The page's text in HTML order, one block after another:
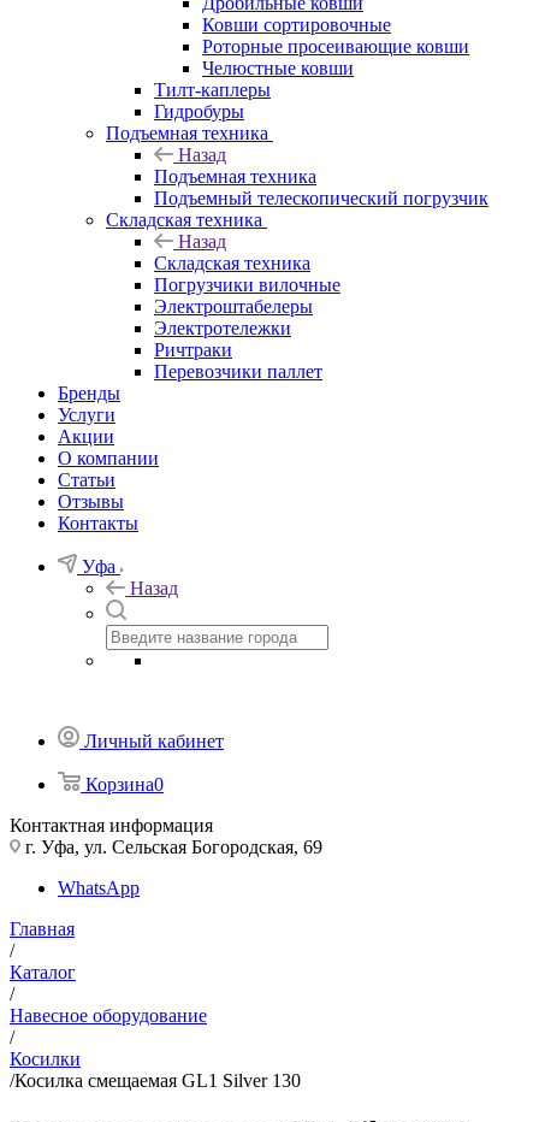
Ковши сортировочные
Роторные просеивающие ковши
Челюстные ковши
Тилт-каплеры
Гидробуры
Подъемная техника
Назад
Подъемная техника
Подъемный телескопический погрузчик
Складская техника
Назад
Складская техника
Погрузчики вилочные
Электроштабелеры
Электротележки
Ричтраки
Перевозчики паллет
Бренды
Услуги
Акции
О компании
Статьи
Отзывы
Контакты
Уфа
Назад
Личный кабинет
Корзина0
Контактная информация
г. Уфа, ул. Сельская Богородская, 69
WhatsApp
Главная
/
Каталог
/
Навесное оборудование
/
Косилки
/Косилка смещаемая GL1 Silver 130